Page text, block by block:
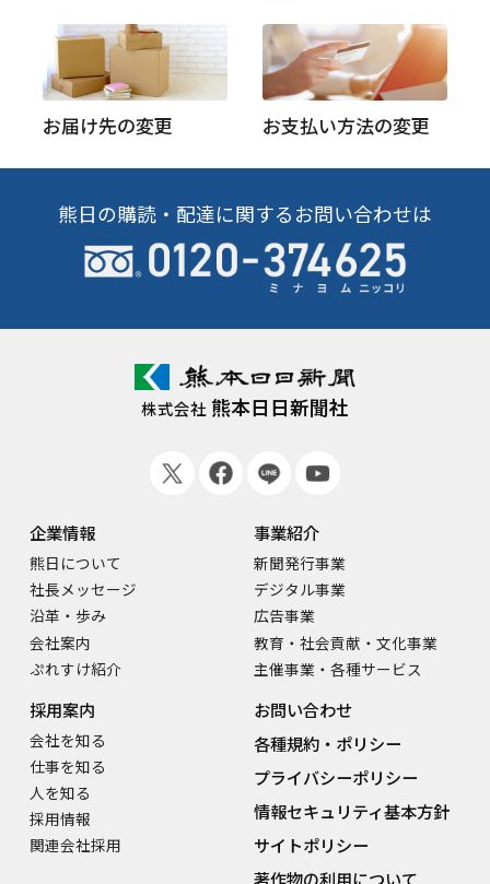
お届け先の変更 お支払い方法の変更
株式会社 熊本日日新聞社
企業情報
熊日について
社長メッセージ
沿革・歩み
会社案内
ぷれすけ紹介
事業紹介
新聞発行事業
デジタル事業
広告事業
教育・社会貢献・文化事業
主催事業・各種サービス
採用案内
会社を知る
仕事を知る
人を知る
採用情報
関連会社採用
お問い合わせ
各種規約・ポリシー
プライバシーポリシー
情報セキュリティ基本方針
サイトポリシー
著作物の利用について
熊日の購読・配達に関するお問い合わせは